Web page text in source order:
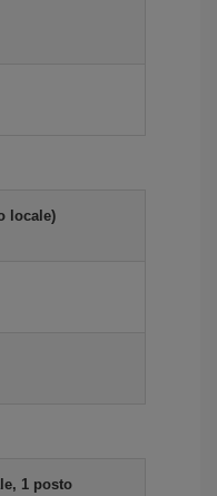
locale)
1 posto